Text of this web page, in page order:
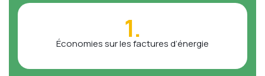
1.
Économies sur les factures d’énergie